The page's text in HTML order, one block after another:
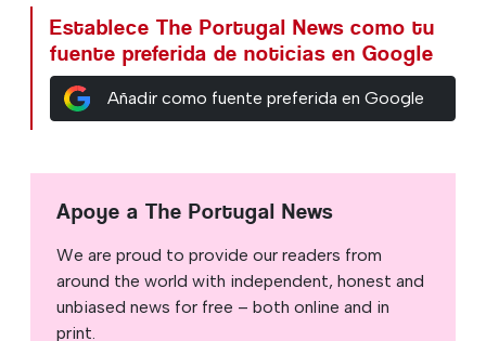
Establece The Portugal News como tu
fuente preferida de noticias en Google
Añadir como fuente preferida en Google
Apoye a The Portugal News
We are proud to provide our readers from
around the world with independent, honest and
unbiased news for free – both online and in
print.